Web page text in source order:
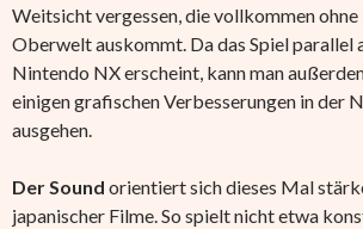
Weitsicht vergessen, die vollkommen
Oberwelt auskommt. Da das Spiel parallel
Nintendo NX erscheint, kann man
einigen grafischen Verbesserungen in der
ausgehen.
Der Sound orientiert sich dieses Mal
japanischer Filme. So spielt nicht etwa